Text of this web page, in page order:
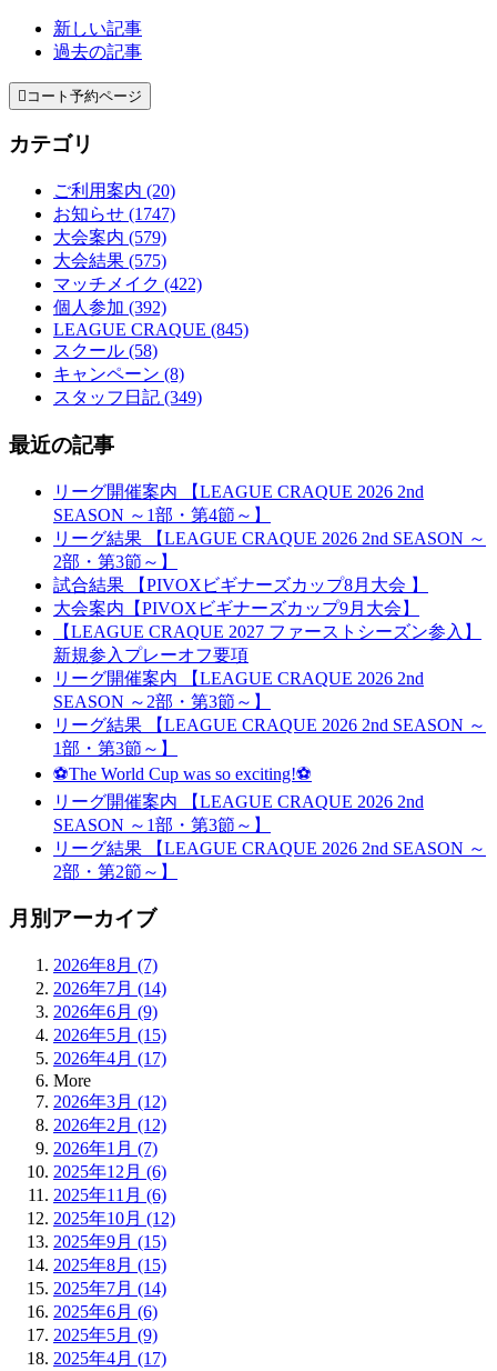
新しい記事
過去の記事
 コート予約ページ
カテゴリ
ご利用案内 (20)
お知らせ (1747)
大会案内 (579)
大会結果 (575)
マッチメイク (422)
個人参加 (392)
LEAGUE CRAQUE (845)
スクール (58)
キャンペーン (8)
スタッフ日記 (349)
最近の記事
リーグ開催案内 【LEAGUE CRAQUE 2026 2nd
SEASON ～1部・第4節～】
リーグ結果 【LEAGUE CRAQUE 2026 2nd SEASON ～
2部・第3節～】
試合結果 【PIVOXビギナーズカップ8月大会 】
大会案内【PIVOXビギナーズカップ9月大会】
【LEAGUE CRAQUE 2027 ファーストシーズン参入】
新規参入プレーオフ要項
リーグ開催案内 【LEAGUE CRAQUE 2026 2nd
SEASON ～2部・第3節～】
リーグ結果 【LEAGUE CRAQUE 2026 2nd SEASON ～
1部・第3節～】
⚽The World Cup was so exciting!⚽
リーグ開催案内 【LEAGUE CRAQUE 2026 2nd
SEASON ～1部・第3節～】
リーグ結果 【LEAGUE CRAQUE 2026 2nd SEASON ～
2部・第2節～】
月別アーカイブ
2026年8月 (7)
2026年7月 (14)
2026年6月 (9)
2026年5月 (15)
2026年4月 (17)
More
2026年3月 (12)
2026年2月 (12)
2026年1月 (7)
2025年12月 (6)
2025年11月 (6)
2025年10月 (12)
2025年9月 (15)
2025年8月 (15)
2025年7月 (14)
2025年6月 (6)
2025年5月 (9)
2025年4月 (17)